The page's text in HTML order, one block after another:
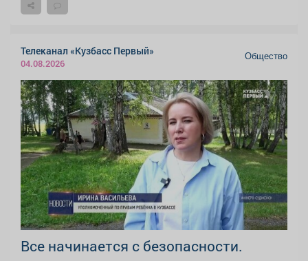
Телеканал «Кузбасс Первый»
04.08.2026
Общество
Все начинается с безопасности.